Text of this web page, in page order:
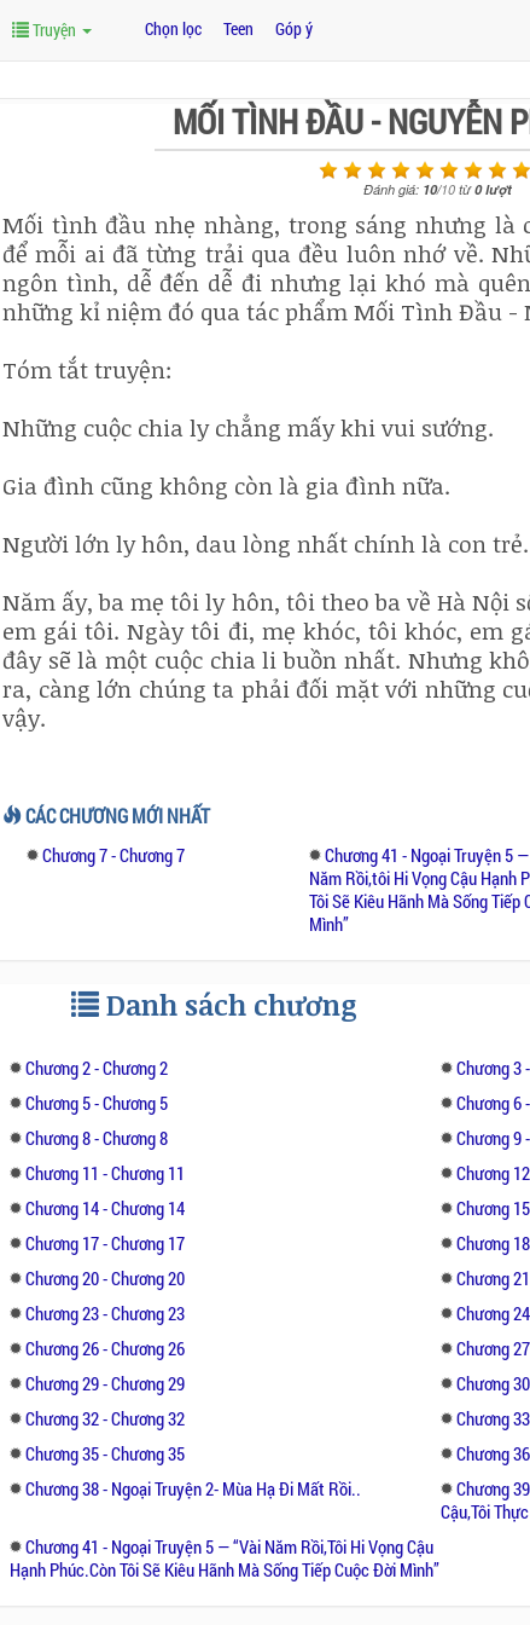
Truyện Chọn lọc Teen Góp ý
MỐI TÌNH ĐẦU - NGUYỄN
Đánh giá: 10/10từ0lượt
Mối tình đầu nhẹ nhàng, trong sáng nhưng là
để mỗi ai đã từng trải qua đều luôn nhớ về.
ngôn tình, dễ đến dễ đi nhưng lại khó mà
những kỉ niệm đó qua tác phẩm Mối Tình Đầu -
Tóm tắt truyện:
Những cuộc chia ly chẳng mấy khi vui sướng.
Gia đình cũng không còn là gia đình nữa.
Người lớn ly hôn, dau lòng nhất chính là con trẻ.
Năm ấy, ba mẹ tôi ly hôn, tôi theo ba về Hà Nội
em gái tôi. Ngày tôi đi, mẹ khóc, tôi khóc, em
đây sẽ là một cuộc chia li buồn nhất. Nhưng
ra, càng lớn chúng ta phải đối mặt với những
vậy.
CÁC CHƯƠNG MỚI NHẤT
Chương 7 - Chương 7
Chương 41 - Ngoại Truyện 5
Năm Rồi,tôi Hi Vọng Cậu Hạnh
Tôi Sẽ Kiêu Hãnh Mà Sống Tiếp
Mình”
Danh sách chương
Chương 2 - Chương 2
Chương 3
Chương 5 - Chương 5
Chương 6
Chương 8 - Chương 8
Chương 9
Chương 11 - Chương 11
Chương
Chương 14 - Chương 14
Chương
Chương 17 - Chương 17
Chương
Chương 20 - Chương 20
Chương
Chương 23 - Chương 23
Chương
Chương 26 - Chương 26
Chương
Chương 29 - Chương 29
Chương
Chương 32 - Chương 32
Chương
Chương 35 - Chương 35
Chương
Chương 38 - Ngoại Truyện 2- Mùa Hạ Đi Mất Rồi..
Chương
Cậu,tôi
Chương 41 - Ngoại Truyện 5 — “Vài Năm Rồi,tôi Hi Vọng Cậu
Hạnh Phúc.còn Tôi Sẽ Kiêu Hãnh Mà Sống Tiếp Cuộc Đời Mình”